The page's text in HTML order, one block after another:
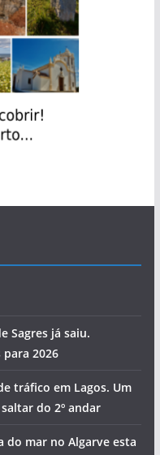
Sagres já saiu.
2026
tráfico em Lagos. Um
do 2º andar
do mar no Algarve esta